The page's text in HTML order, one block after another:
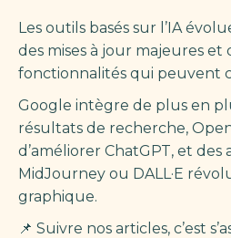
Les outils basés sur l’IA
des mises à jour majeures et
fonctionnalités qui peuvent
Google intègre de plus en
résultats de recherche,
d’améliorer ChatGPT, et
MidJourney ou DALL·E
graphique.
📌 Suivre nos articles, c’est